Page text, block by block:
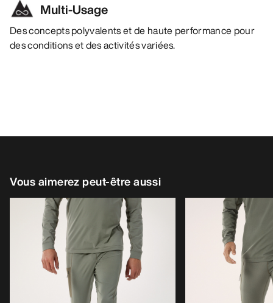
Multi-Usage
Des concepts polyvalents et de haute performance pour
des conditions et des activités variées.
Vous aimerez peut-être aussi